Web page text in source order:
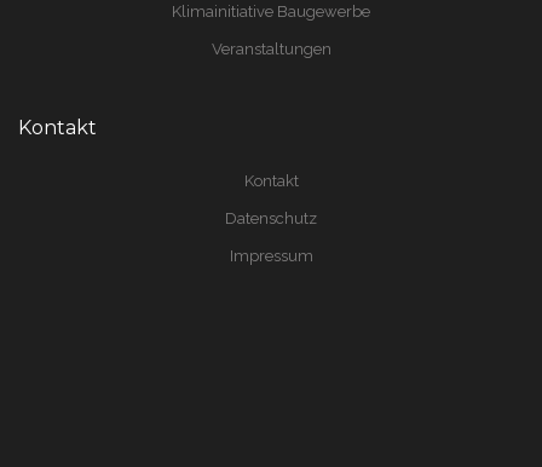
Klimainitiative Baugewerbe
Veranstaltungen
Kontakt
Kontakt
Datenschutz
Impressum